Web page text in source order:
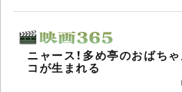
ニャース！多め亭のおばち
コが生まれる